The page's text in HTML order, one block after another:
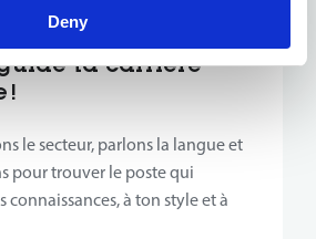
Deny
technique.
ta carrière
!
le secteur, parlons la langue et
pour trouver le poste qui
connaissances, à ton style et à